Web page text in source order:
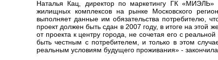
Наталья Кац, директор по маркетингу ГК «МИЭЛЬ»
жилищных комплексов на рынке Московского
выполняет данные им обязательства потребителю,
проект должен быть сдан в 2007 году, в итоге на этой
от проекта к центру города, не сочетая его с
быть честным с потребителем, и только в этом
реальным условиям будущего проживания» -